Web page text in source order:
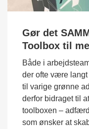
Gør det
Toolbox til
Både i
der ofte være
til varige grønne
derfor bidraget til
toolboxen –
som ønsker at